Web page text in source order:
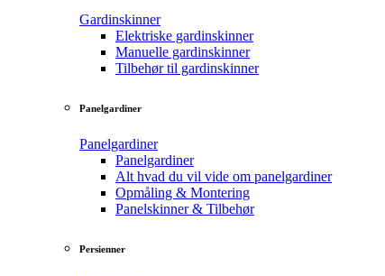
Gardinskinner
Elektriske gardinskinner
Manuelle gardinskinner
Tilbehør til gardinskinner
Panelgardiner
Panelgardiner
Panelgardiner
Alt hvad du vil vide om panelgardiner
Opmåling & Montering
Panelskinner & Tilbehør
Persienner